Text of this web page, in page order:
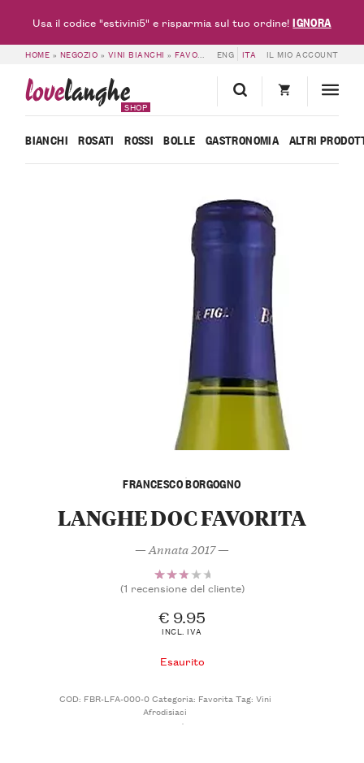
HOME » NEGOZIO » VINI BIANCHI »FAVORITA »LANGHE FAVORITA DOC 2017 –
ENG ITA IL MIO ACCOUNT
lovelanghe
SHOP
BIANCHI ROSATI ROSSI BOLLE GASTRONOMIA ALTRI
FRANCESCO BORGOGNO
LANGHE DOC FAVORITA
— Annata 2017 —
Valutato
3.00
su 5
su
base
di
1
(1 recensione del cliente)
€ 9.95
INCL. IVA
Esaurito
COD: FBR-LFA-000-0Categoria: FavoritaTag: Vini
Afrodisiaci
Usa il codice "estivini5" e risparmia sul tuo ordine!IGNORA